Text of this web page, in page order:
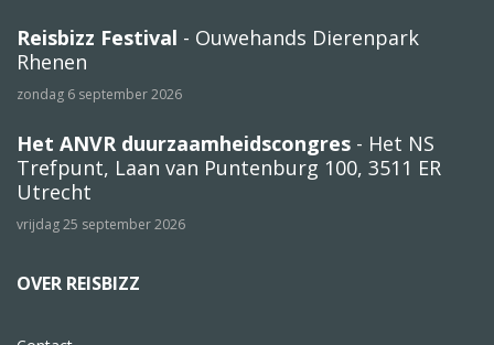
Reisbizz Festival - Ouwehands Dierenpark
Rhenen
zondag 6 september 2026
Het ANVR duurzaamheidscongres - Het NS
Trefpunt, Laan van Puntenburg 100, 3511 ER
Utrecht
vrijdag 25 september 2026
OVER REISBIZZ